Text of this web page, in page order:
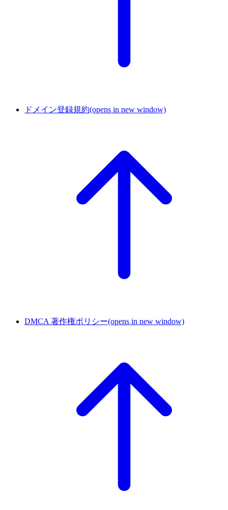
ドメイン登録規約(opens in new window)
DMCA 著作権ポリシー(opens in new window)